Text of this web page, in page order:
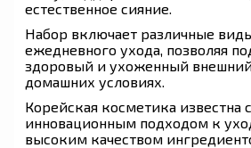
естественное сияние.
Набор включает различные
ежедневного ухода, позволяя
здоровый и ухоженный
домашних условиях.
Корейская косметика известна
инновационным подходом к
высоким качеством